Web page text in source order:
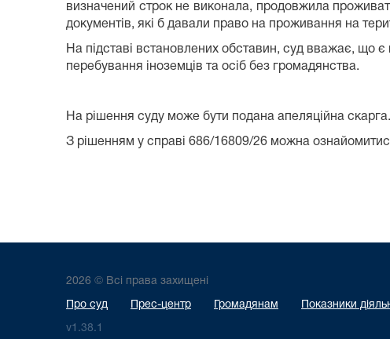
визначений строк не виконала, продовжила
документів, які б давали право на проживання на
На підставі встановлених обставин, суд вважає, що
перебування іноземців та осіб без громадянства.
На рішення суду може бути подана апеляційна скарга.
З рішенням у справі 686/16809/26 можна
2026 © Всі права захищені
Про суд Прес-центр Громадянам Показники
v1.38.1